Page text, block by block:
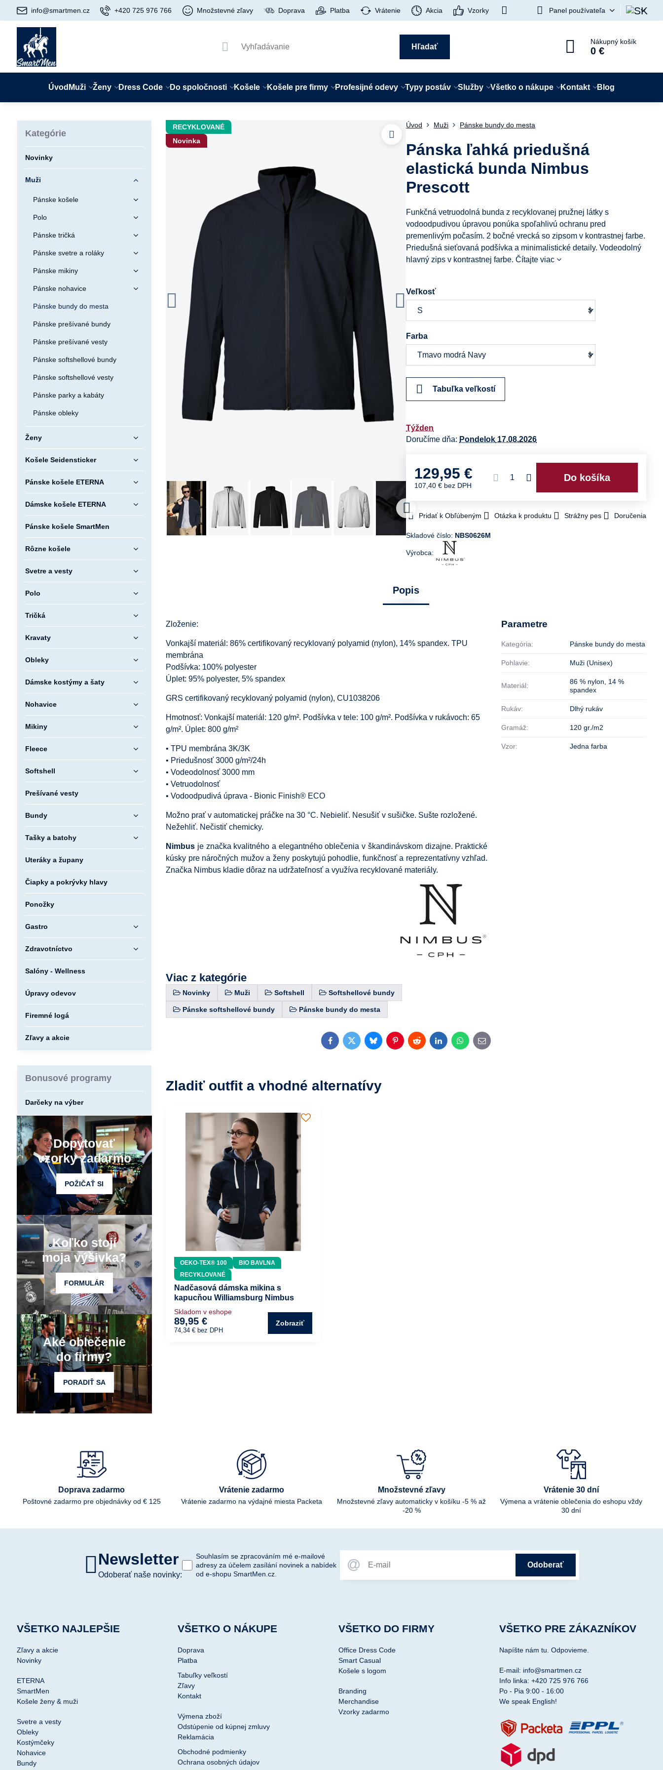
info@smartmen.cz +420 725 976 766 Množstevné zľavy Doprava Platba Vrátenie Akcia Vzorky Panel používateľa
Hľadať
Nákupný košík
0 €
Úvod Muži Ženy Dress Code Do spoločnosti Košele Košele pre firmy Profesijné odevy Typy postáv Služby Všetko o nákupe Kontakt Blog
RECYKLOVANÉ
Novinka
Úvod Muži Pánske bundy do mesta
Pánska ľahká priedušná
elastická bunda Nimbus
Prescott
Funkčná vetruodolná bunda z recyklovanej pružnej látky s
vodoodpudivou úpravou ponúka spoľahlivú ochranu pred
premenlivým počasím. 2 bočné vrecká so zipsom v kontrastnej farbe.
Priedušná sieťovaná podšívka a minimalistické detaily. Vodeodolný
hlavný zips v kontrastnej farbe.Čítajte viac
Veľkosť
Farba
Tabuľka veľkostí
Týžden
Doručíme dňa: Pondelok 17.08.2026
129,95 €
107,40 € bez DPH
Do košíka
Pridať k Obľúbeným Otázka k produktu Strážny pes Doručenia
Skladové číslo: NBS0626M
Výrobca:
Popis
Zloženie:
Vonkajší materiál: 86% certifikovaný recyklovaný polyamid (nylon), 14% spandex. TPU
membrána
Podšívka: 100% polyester
Úplet: 95% polyester, 5% spandex
GRS certifikovaný recyklovaný polyamid (nylon), CU1038206
Hmotnosť: Vonkajší materiál: 120 g/m². Podšívka v tele: 100 g/m². Podšívka v rukávoch: 65
g/m². Úplet: 800 g/m²
• TPU membrána 3K/3K
• Priedušnosť 3000 g/m²/24h
• Vodeodolnosť 3000 mm
• Vetruodolnosť
• Vodoodpudivá úprava - Bionic Finish® ECO
Možno prať v automatickej práčke na 30 °C. Nebieliť. Nesušiť v sušičke. Sušte rozložené.
Nežehliť. Nečistiť chemicky.
Nimbus je značka kvalitného a elegantného oblečenia v škandinávskom dizajne. Praktické
kúsky pre náročných mužov a ženy poskytujú pohodlie, funkčnosť a reprezentatívny vzhľad.
Značka Nimbus kladie dôraz na udržateľnosť a využíva recyklované materiály.
Viac z kategórie
Novinky Muži Softshell Softshellové bundy
Pánske softshellové bundy Pánske bundy do mesta
Parametre
Kategória: Pánske bundy do mesta
Pohlavie: Muži (Unisex)
Materiál: 86 % nylon
14 %
spandex
Rukáv: Dlhý rukáv
Gramáž: 120 gr./m2
Vzor: Jedna farba
FacebookTwitterBlueskyPinterestRedditLinkedInWhatsApp
E-
mail
Zladiť outfit a vhodné alternatívy
OEKO-TEX® 100
BIO BAVLNA
RECYKLOVANÉ
Nadčasová dámska mikina s
kapucňou Williamsburg Nimbus
Skladom v eshope
89,95 €
74,34 € bez DPH
Zobraziť
Kategórie
Novinky
Muži
Pánske košele
Polo
Pánske tričká
Pánske svetre a roláky
Pánske mikiny
Pánske nohavice
Pánske bundy do mesta
Pánske prešívané bundy
Pánske prešívané vesty
Pánske softshellové bundy
Pánske softshellové vesty
Pánske parky a kabáty
Pánske obleky
Ženy
Košele Seidensticker
Pánske košele ETERNA
Dámske košele ETERNA
Pánske košele SmartMen
Rôzne košele
Svetre a vesty
Polo
Tričká
Kravaty
Obleky
Dámske kostýmy a šaty
Nohavice
Mikiny
Fleece
Softshell
Prešívané vesty
Bundy
Tašky a batohy
Uteráky a župany
Čiapky a pokrývky hlavy
Ponožky
Gastro
Zdravotníctvo
Salóny - Wellness
Úpravy odevov
Firemné logá
Zľavy a akcie
Bonusové programy
Darčeky na výber
Dopytovať
vzorky zadarmo
POŽIČAŤ SI
Koľko stojí
moja výšivka?
FORMULÁR
Aké oblečenie
do firmy?
PORADIŤ SA
Doprava zadarmo
Poštovné zadarmo pre objednávky od € 125
Vrátenie zadarmo
Vrátenie zadarmo na výdajné miesta Packeta
Množstevné zľavy
Množstevné zľavy automaticky v košíku -5 % až
-20 %
Vrátenie 30 dní
Výmena a vrátenie oblečenia do eshopu vždy
30 dní
Newsletter
Odoberať naše novinky:
Odoberať
Souhlasím se zpracováním mé e-mailové
adresy za účelem zasílání novinek a nabídek
od e-shopu SmartMen.cz.
VŠETKO NAJLEPŠIE
Zľavy a akcie
Novinky
ETERNA
SmartMen
Košele ženy & muži
Svetre a vesty
Obleky
Kostýmčeky
Nohavice
Bundy
VŠETKO O NÁKUPE
Doprava
Platba
Tabuľky veľkostí
Zľavy
Kontakt
Výmena zboží
Odstúpenie od kúpnej zmluvy
Reklamácia
Obchodné podmienky
Ochrana osobných údajov
VŠETKO DO FIRMY
Office Dress Code
Smart Casual
Košele s logom
Branding
Merchandise
Vzorky zadarmo
VŠETKO PRE ZÁKAZNÍKOV
Napíšte nám tu. Odpovieme.
E-mail: info@smartmen.cz
Info linka: +420 725 976 766
Po - Pia 9:00 - 16:00
We speak English!